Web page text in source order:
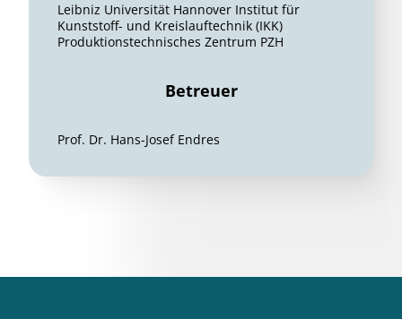
Leibniz Universität Hannover Institut für
Kunststoff- und Kreislauftechnik (IKK)
Produktionstechnisches Zentrum PZH
Betreuer
Prof. Dr. Hans-Josef Endres